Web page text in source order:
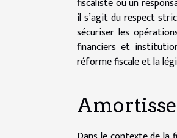
fiscaliste ou un
il s’agit du respect
sécuriser les
financiers et
réforme fiscale et la